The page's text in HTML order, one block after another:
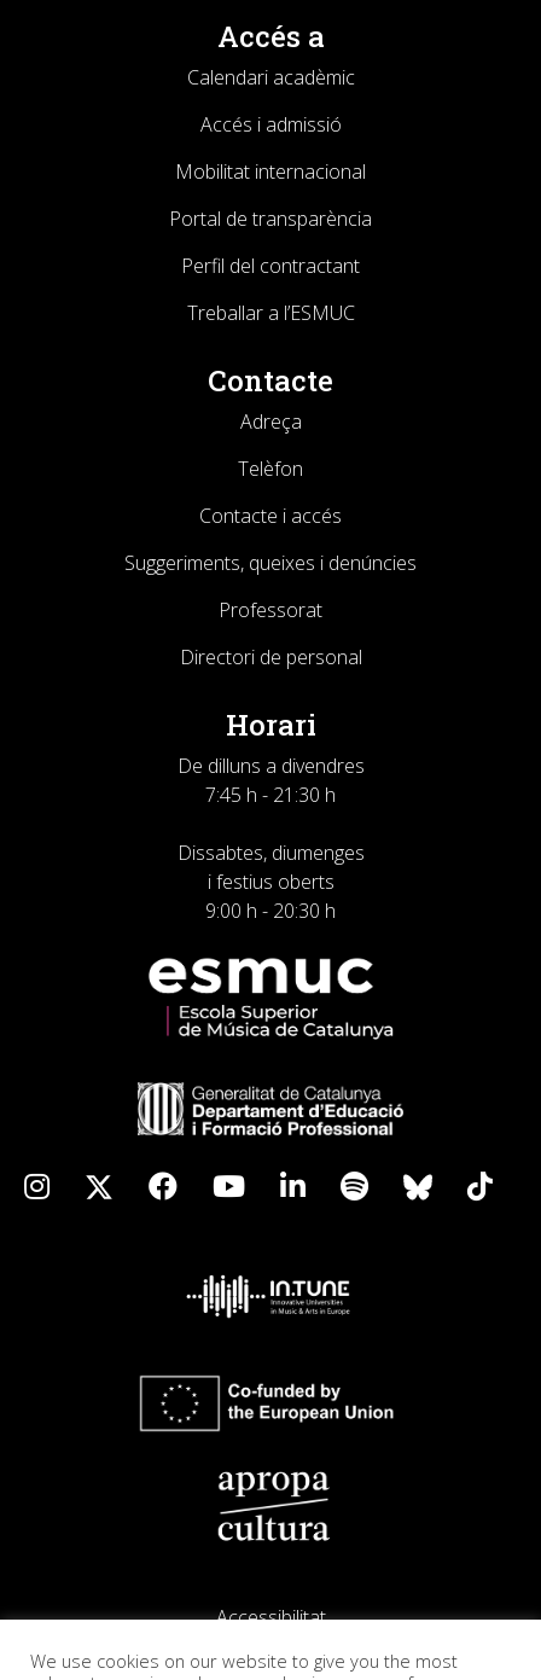
Accés a
Calendari acadèmic
Accés i admissió
Mobilitat internacional
Portal de transparència
Perfil del contractant
Treballar a l’ESMUC
Contacte
Adreça
Telèfon
Contacte i accés
Suggeriments, queixes i denúncies
Professorat
Directori de personal
Horari
De dilluns a divendres
7:45 h - 21:30 h
Dissabtes, diumenges
i festius oberts
9:00 h - 20:30 h
Accessibilitat
Avís legal
We use cookies on our website to give you the most